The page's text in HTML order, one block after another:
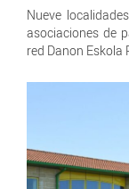
Nueve
asociaciones de
red Danon Eskola